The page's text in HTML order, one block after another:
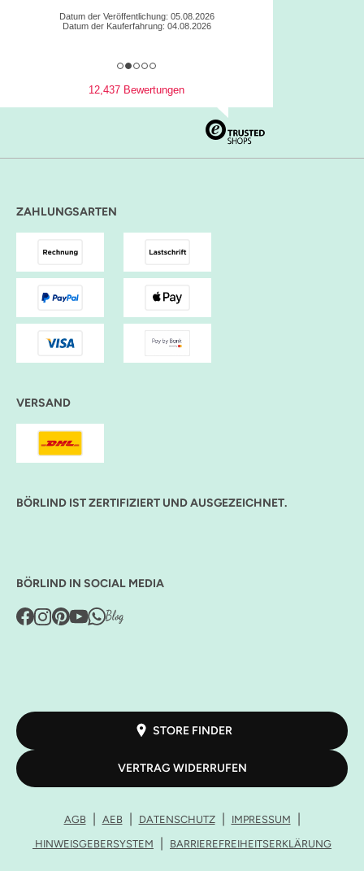
Datum der Veröffentlichung: 05.08.2026
Datum der Kauferfahrung: 04.08.2026
12,437 Bewertungen
ZAHLUNGSARTEN
VERSAND
BÖRLIND IST ZERTIFIZIERT UND AUSGEZEICHNET.
BÖRLIND IN SOCIAL MEDIA
STORE FINDER
VERTRAG WIDERRUFEN
AGB AEB DATENSCHUTZ
IMPRESSUM
HINWEISGEBERSYSTEM
BARRIEREFREIHEITSERKLÄRUNG